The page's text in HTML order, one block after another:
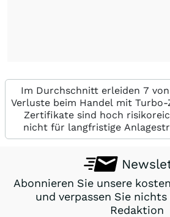
Im Durchschnitt erleiden 7
Verluste beim Handel mit
Zertifikate sind hoch
nicht für langfristige
Abonnieren Sie unsere
und verpassen Sie
Redaktion